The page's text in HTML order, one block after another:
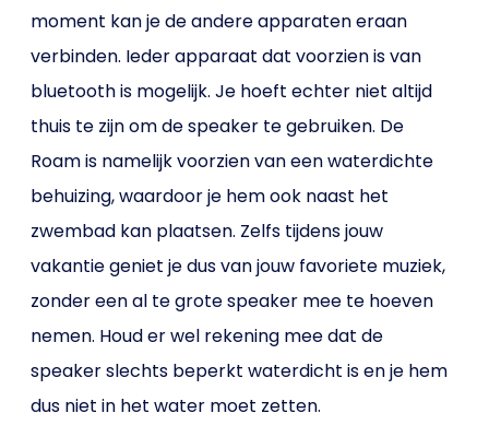
moment kan je de andere apparaten eraan
verbinden. Ieder apparaat dat voorzien is van
bluetooth is mogelijk. Je hoeft echter niet altijd
thuis te zijn om de speaker te gebruiken. De
Roam is namelijk voorzien van een waterdichte
behuizing, waardoor je hem ook naast het
zwembad kan plaatsen. Zelfs tijdens jouw
vakantie geniet je dus van jouw favoriete muziek,
zonder een al te grote speaker mee te hoeven
nemen. Houd er wel rekening mee dat de
speaker slechts beperkt waterdicht is en je hem
dus niet in het water moet zetten.